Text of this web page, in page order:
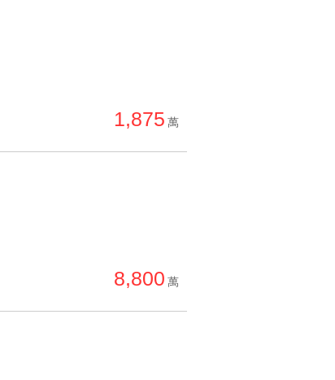
1,875 萬
8,800 萬